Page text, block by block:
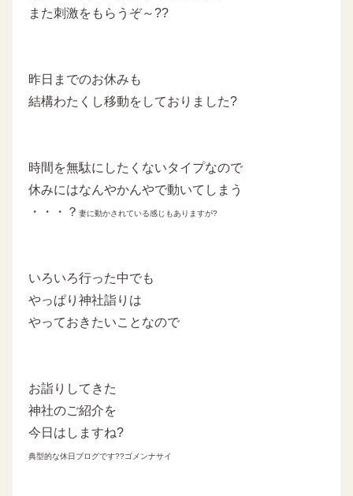
また刺激をもらうぞ～??
昨日までのお休みも
結構わたくし移動をしておりました?
時間を無駄にしたくないタイプなので
休みにはなんやかんやで動いてしまう
・・・？ 妻に動かされている感じもありますが?
いろいろ行った中でも
やっぱり神社詣りは
やっておきたいことなので
お詣りしてきた
神社のご紹介を
今日はしますね?
典型的な休日ブログです??ゴメンナサイ